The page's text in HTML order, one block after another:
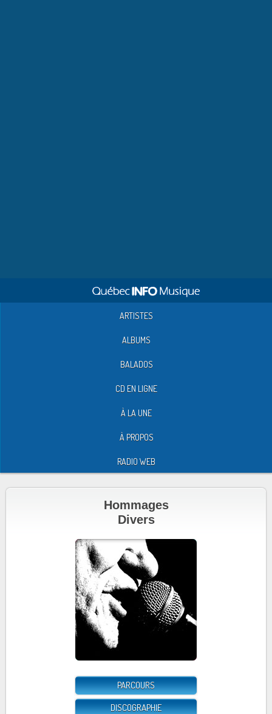
ARTISTES
ALBUMS
BALADOS
CD EN LIGNE
À LA UNE
À PROPOS
RADIO WEB
Hommages
Divers
PARCOURS
DISCOGRAPHIE